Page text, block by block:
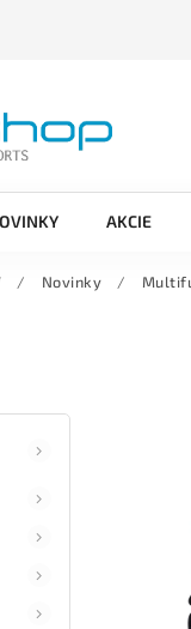
AKCIE
/ Novinky /